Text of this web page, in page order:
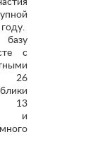
базу
с
26
13
и